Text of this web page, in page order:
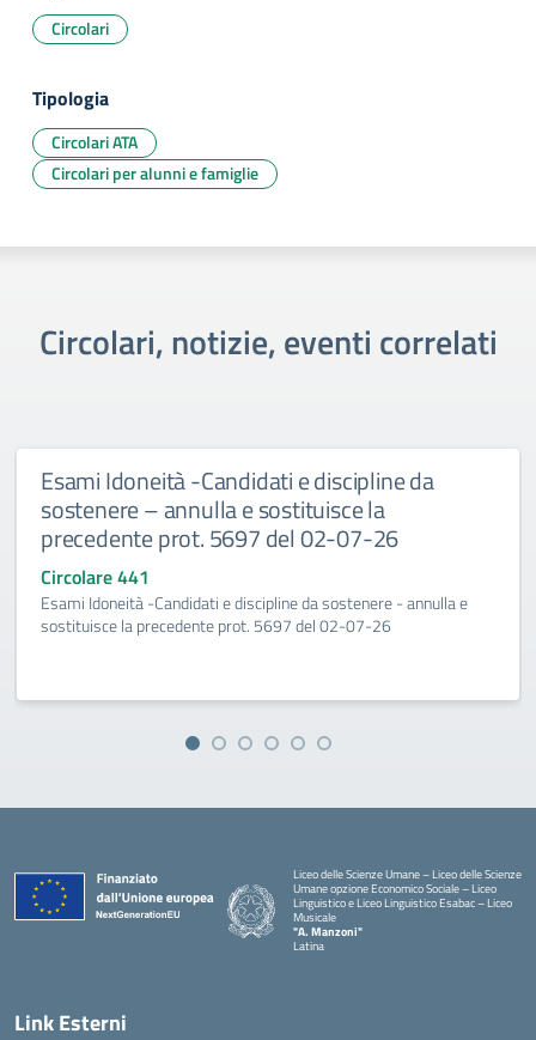
Circolari
Tipologia
Circolari ATA
Circolari per alunni e famiglie
Circolari, notizie, eventi correlati
Esami Idoneità -Candidati e discipline da
sostenere – annulla e sostituisce la
precedente prot. 5697 del 02-07-26
Circolare 441
Esami Idoneità -Candidati e discipline da sostenere - annulla e
sostituisce la precedente prot. 5697 del 02-07-26
Liceo delle Scienze Umane – Liceo delle Scienze
Umane opzione Economico Sociale – Liceo
Linguistico e Liceo Linguistico Esabac – Liceo
Musicale
"A. Manzoni"
Latina
Link Esterni